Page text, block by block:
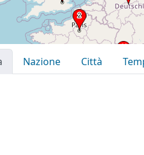
Nazione Città